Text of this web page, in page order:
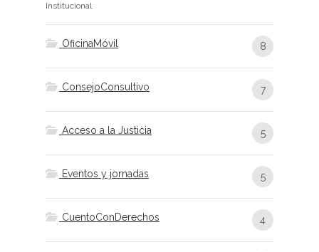
Institucional
OficinaMóvil 8
ConsejoConsultivo 7
Acceso a la Justicia 5
Eventos y jornadas 5
CuentoConDerechos 4